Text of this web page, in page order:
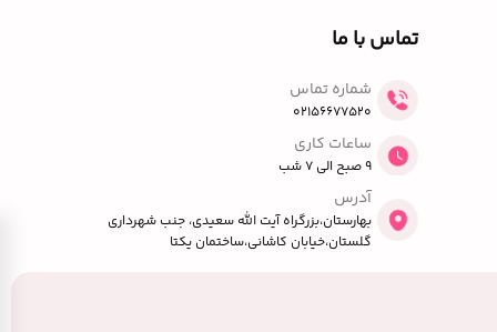
تماس با ما
شماره تماس
02156677520
ساعات کاری
9 صبح الی 7 شب
آدرس
بهارستان،بزرگراه آیت الله سعیدی، جنب شهرداری
گلستان،خیابان کاشانی،ساختمان یکتا